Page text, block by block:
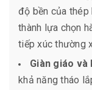
độ bền của thép
thành lựa chọn
tiếp xúc thường
Giàn giáo
khả năng tháo